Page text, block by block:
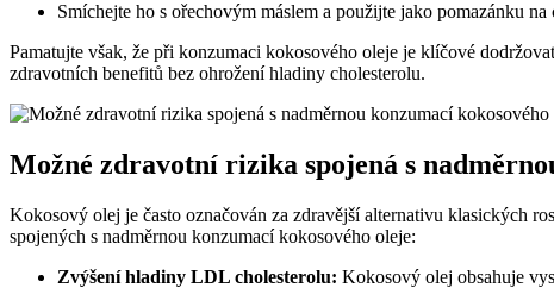
Smíchejte ho s ořechovým máslem a použijte jako pomazánku na
Pamatujte však, že při konzumaci kokosového oleje je klíčové
zdravotních benefitů bez ohrožení hladiny cholesterolu.
Možné zdravotní rizika spojená s
Kokosový olej je často označován za zdravější alternativu klasických
spojených s nadměrnou konzumací kokosového oleje:
Zvýšení hladiny LDL cholesterolu: Kokosový olej obsahuje